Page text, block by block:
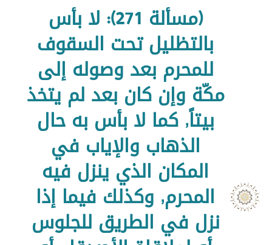
(مسألة 271): لا بأس
بالتظليل تحت السقوف
للمحرم بعد وصوله إلى
مكّة وإن كان بعد لم يتخذ
بيتاً, كما لا بأس به حال
الذهاب والإياب في
المكان الذي ينزل فيه
المحرم, وكذلك فيما إذا
نزل في الطريق للجلوس